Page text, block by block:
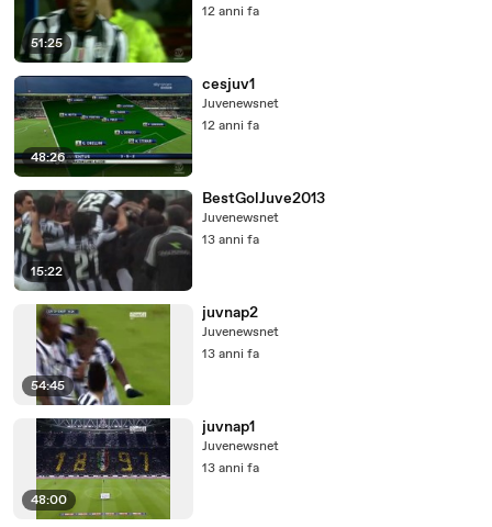
51:25
12 anni fa
48:26
cesjuv1
Juvenewsnet
12 anni fa
15:22
BestGolJuve2013
Juvenewsnet
13 anni fa
54:45
juvnap2
Juvenewsnet
13 anni fa
48:00
juvnap1
Juvenewsnet
13 anni fa